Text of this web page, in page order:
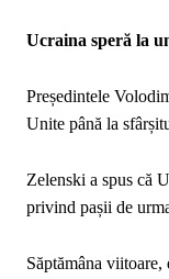
Ucraina speră la
Președintele
Unite până la
Zelenski a spus că
privind pașii de
Săptămâna